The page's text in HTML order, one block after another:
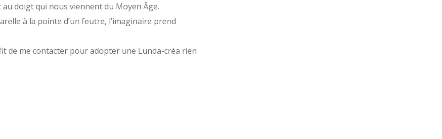
doigt qui nous viennent du Moyen Âge.
à la pointe d’un feutre, l’imaginaire prend
de me contacter pour adopter une Lunda-créa rien